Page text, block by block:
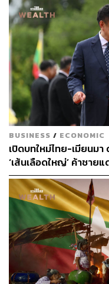
การให้ความสำคั
(R&D)
การยกระดับนโย
การปรับปรุงการ
ต่างๆ
การก้าวเข้าสู่ห่วง
Chains)
การสนับสนุนโค
ลงทุนด้านน้ำและ
การเปิดประตูการ
“ประเทศไทยจำเป็นต้อ
เอกชนเป็น 2 เท่า เมื่อ
เดียวกันก็ต้องเพิ่มผลผลิ
จำเป็นต้องให้ความส
คือการพัฒนามนุษย์และ
พร้อมทั้งมองว่า ประเท
ตลาดเกิดใหม่ ซึ่งมีหนี้
BUSINESS / ECONOMIC
เปิดบทใหม่ไทย-เมียนม
‘เส้นเลือดใหญ่’ ค้าชาย